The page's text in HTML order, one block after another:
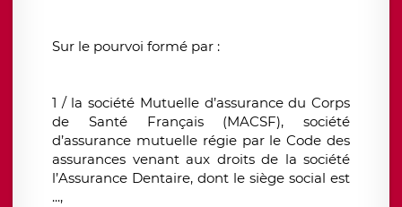
Sur le pourvoi formé par :
1 / la société Mutuelle d’assurance du Corps
de Santé Français (MACSF), société
d’assurance mutuelle régie par le Code des
assurances venant aux droits de la société
l’Assurance Dentaire, dont le siège social est
...,